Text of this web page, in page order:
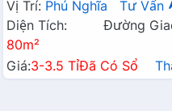
Vị Trí: Phú Nghĩa Tư Vấn
Diện Tích:
80m²
Đường
Giá:3-3.5 TỉĐã Có Sổ